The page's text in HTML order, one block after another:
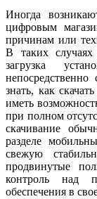
Иногда
цифровым
причинам или
В таких случаях
загрузка
знать, как
иметь
при полном
скачивание
разделе
свежую
продвинутые
контроль над
обеспечения в